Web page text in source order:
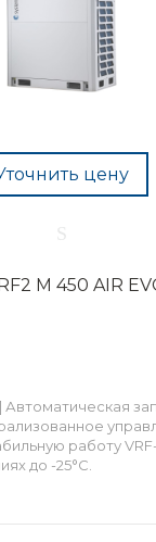
цену
M 450 AIR
работу
до -25°C.